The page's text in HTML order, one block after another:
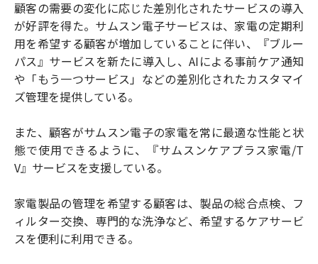
顧客の需要の変化に応じた差別化されたサービスの導入
が好評を得た。サムスン電子サービスは、家電の定期利
用を希望する顧客が増加していることに伴い、『ブルー
パス』サービスを新たに導入し、AIによる事前ケア通知
や「もう一つサービス」などの差別化されたカスタマイ
ズ管理を提供している。
また、顧客がサムスン電子の家電を常に最適な性能と状
態で使用できるように、『サムスンケアプラス家電/T
V』サービスを支援している。
家電製品の管理を希望する顧客は、製品の総合点検、フ
ィルター交換、専門的な洗浄など、希望するケアサービ
スを便利に利用できる。